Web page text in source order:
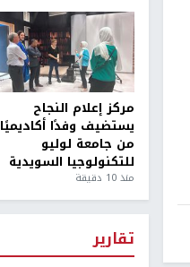
مركز إعلام النجاح
يستضيف وفدًا أكاديميًا
من جامعة لوليو
للتكنولوجيا السويدية
منذ 10 دقيقة
تقارير